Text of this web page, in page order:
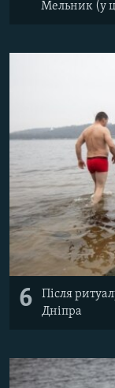
Мельник (у
6
Після
Дніпра